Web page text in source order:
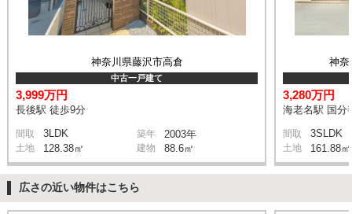
神奈川県藤沢市高倉
中古一戸建て
3,999万円
長後駅 徒歩9分
間取 3LDK 築年 2003年
土地 128.38㎡ 建物 88.6㎡
神奈
3,280万円
海老名駅 国分
間取 3SLDK
土地 161.88㎡
広さの近い物件はこちら